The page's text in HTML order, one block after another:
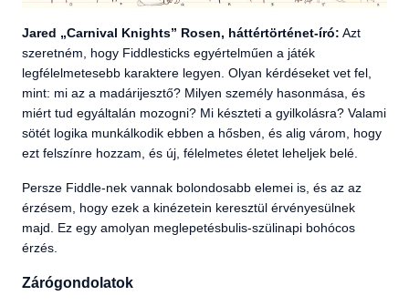
Jared „Carnival Knights” Rosen, háttértörténet-író: Azt
szeretném, hogy Fiddlesticks egyértelműen a játék
legfélelmetesebb karaktere legyen. Olyan kérdéseket vet fel,
mint: mi az a madárijesztő? Milyen személy hasonmása, és
miért tud egyáltalán mozogni? Mi készteti a gyilkolásra? Valami
sötét logika munkálkodik ebben a hősben, és alig várom, hogy
ezt felszínre hozzam, és új, félelmetes életet leheljek belé.
Persze Fiddle-nek vannak bolondosabb elemei is, és az az
érzésem, hogy ezek a kinézetein keresztül érvényesülnek
majd. Ez egy amolyan meglepetésbulis-szülinapi bohócos
érzés.
Zárógondolatok